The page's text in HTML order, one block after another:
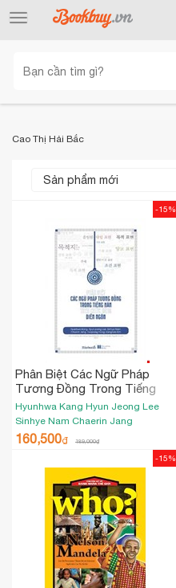
Toggle
Cao Thị Hải Bắc
Phân Biệt Các Ngữ Pháp
Tương Đồng Trong Tiếng
Hàn Theo Chức Năng Diễn
Ngôn
Hyunhwa Kang Hyun Jeong Lee
Sinhye Nam Chaerin Jang
Yeojeong Hong
160,500₫ 189,000₫
-15%
-15%